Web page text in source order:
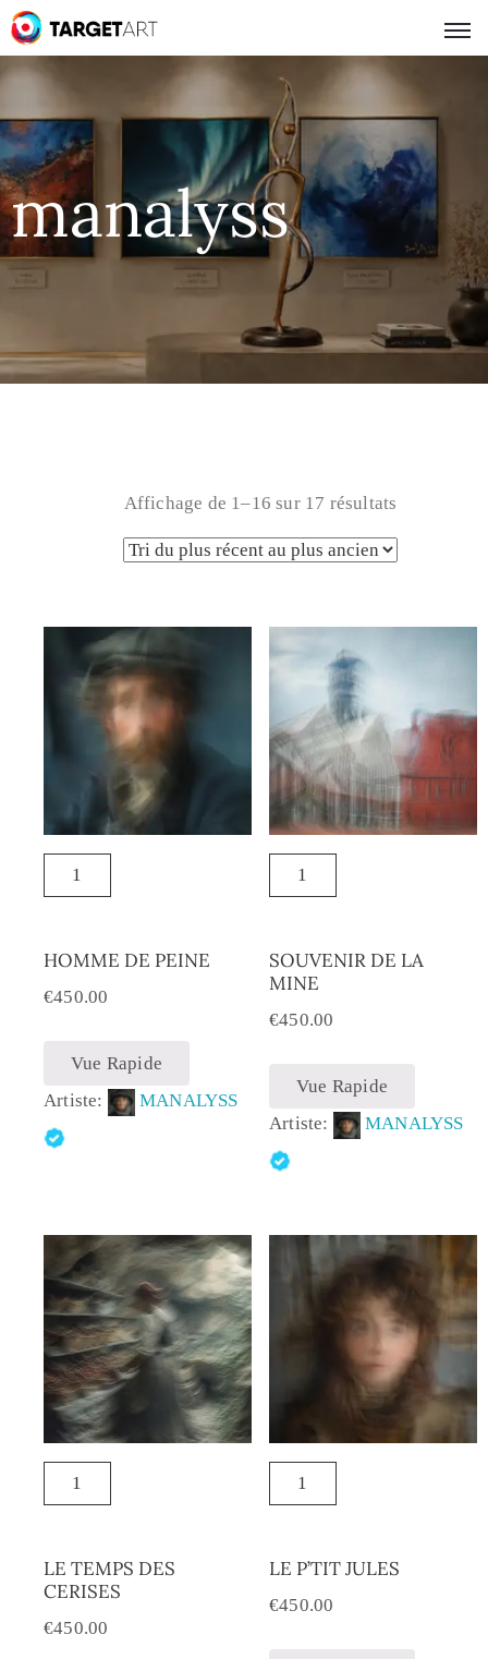
manalyss
Affichage de 1–16 sur 17 résultats
HOMME DE PEINE
€450.00
Vue Rapide
Artiste:
MANALYSS
SOUVENIR DE LA
MINE
€450.00
Vue Rapide
Artiste:
MANALYSS
LE TEMPS DES
CERISES
€450.00
LE P’TIT JULES
€450.00